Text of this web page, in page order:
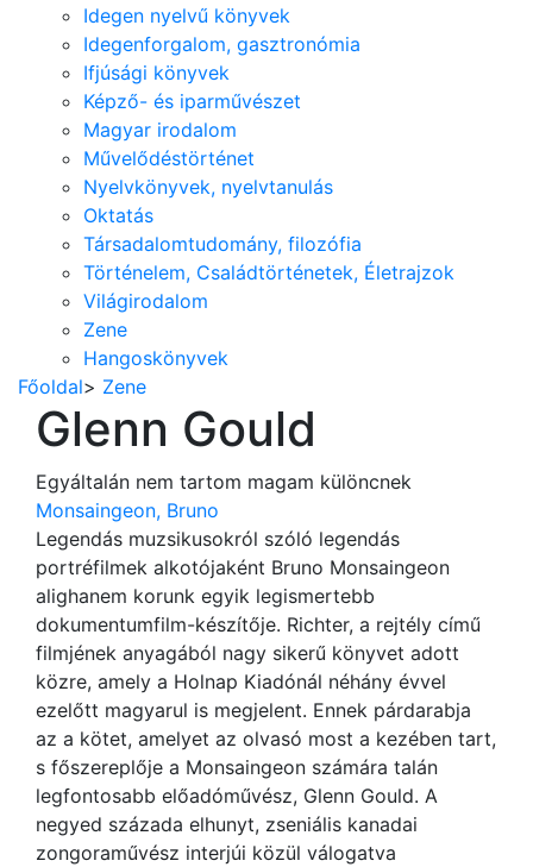
Idegen nyelvű könyvek
Idegenforgalom, gasztronómia
Ifjúsági könyvek
Képző- és iparművészet
Magyar irodalom
Művelődéstörténet
Nyelvkönyvek, nyelvtanulás
Oktatás
Társadalomtudomány, filozófia
Történelem, Családtörténetek, Életrajzok
Világirodalom
Zene
Hangoskönyvek
Főoldal> Zene
Glenn Gould
Egyáltalán nem tartom magam különcnek
Monsaingeon, Bruno
Legendás muzsikusokról szóló legendás
portréfilmek alkotójaként Bruno Monsaingeon
alighanem korunk egyik legismertebb
dokumentumfilm-készítője. Richter, a rejtély című
filmjének anyagából nagy sikerű könyvet adott
közre, amely a Holnap Kiadónál néhány évvel
ezelőtt magyarul is megjelent. Ennek párdarabja
az a kötet, amelyet az olvasó most a kezében tart,
s főszereplője a Monsaingeon számára talán
legfontosabb előadóművész, Glenn Gould. A
negyed százada elhunyt, zseniális kanadai
zongoraművész interjúi közül válogatva